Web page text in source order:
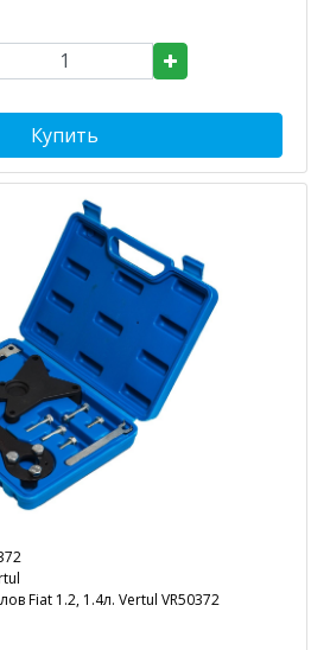
Купить
Fiat 1.2, 1.4л. Vertul VR50372